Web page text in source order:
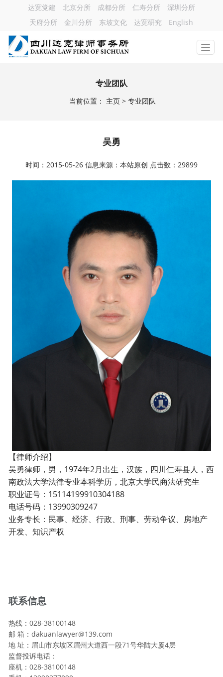
达宽党建 北京分所 成都分所 仁寿分所
深圳分所
天府分所
金川分所 东坡文化 达宽研究 English
专业团队
当前位置： 主页> 专业团队
吴勇
时间：2015-05-26 信息来源：本站原创 点击数：29899
【律师介绍】
吴勇律师，男，1974年2月出生，汉族，四川仁寿县人，西
南政法大学法律专业本科学历，北京大学民商法研究生
职业证号：15114199910304188
电话号码：13990309247
业务专长：民事、经济、行政、刑事、劳动争议、房地产
开发、知识产权
联系信息
热线：028-38100148
邮 箱：dakuanlawyer@139.com
地 址：眉山市东坡区眉州大道西一段71号华陆大厦4层
监督投诉电话：
座机：028-38100148